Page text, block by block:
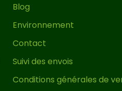
Blog
Environnement
Contact
Suivi des envois
Conditions générales de